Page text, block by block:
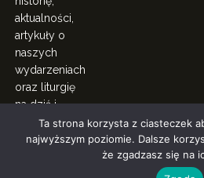
aktualności,
artykuły o
naszych
wydarzeniach
oraz liturgię
na dziś i
więcej.
© Polacy Rodacy w Neuilly-Sur-
Ta strona korzysta z ciasteczek
najwyższym poziomie. Dalsze
że zgadzasz się na